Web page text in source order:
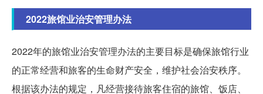
2022旅馆业治安管理办法
2022年的旅馆业治安管理办法的主要目标是确保旅馆行业
的正常经营和旅客的生命财产安全，维护社会治安秩序。
根据该办法的规定，凡经营接待旅客住宿的旅馆、饭店、